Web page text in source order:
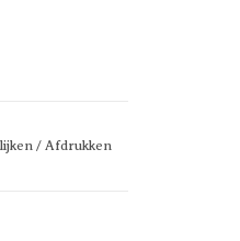
/ Afdrukken